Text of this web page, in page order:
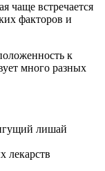
чаще встречается
факторов и
к
много разных
лишай
лекарств